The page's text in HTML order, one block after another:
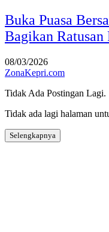
Buka Puasa
Bagikan Ratusan
08/03/2026
ZonaKepri.com
Tidak Ada Postingan Lagi.
Tidak ada lagi halaman
Selengkapnya